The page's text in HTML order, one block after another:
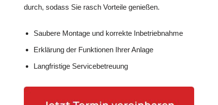
durch, sodass Sie rasch Vorteile genießen.
Saubere Montage und korrekte Inbetriebnahme
Erklärung der Funktionen Ihrer Anlage
Langfristige Servicebetreuung